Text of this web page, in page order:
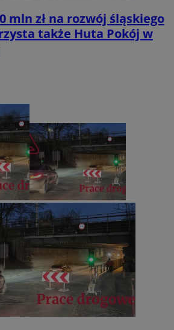
mln zł na rozwój śląskiego
także Huta Pokój w